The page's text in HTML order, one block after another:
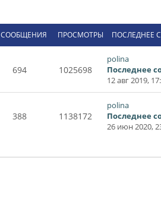
СООБЩЕНИЯ ПРОСМОТРЫ ПОСЛЕДНЕЕ
694 1025698
polina
Последнее
12 авг 2019,
388 1138172
polina
Последнее
26 июн 2020,